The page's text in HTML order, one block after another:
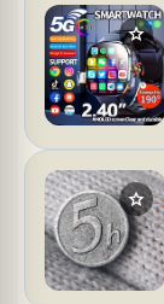
star
star